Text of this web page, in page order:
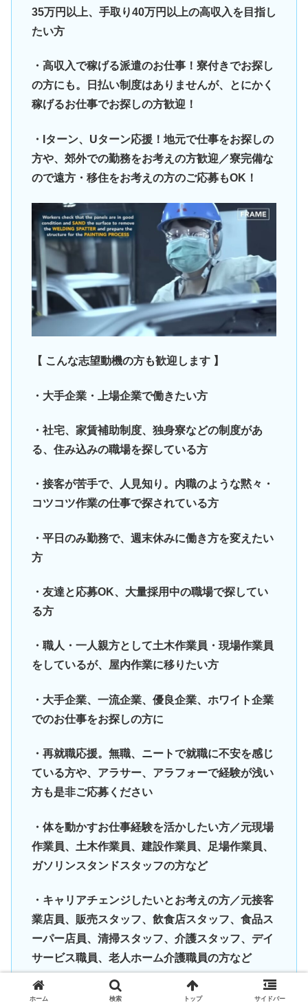
35万円以上、手取り40万円以上の高収入を目指し
たい方
・高収入で稼げる派遣のお仕事！寮付きでお探し
の方にも。日払い制度はありませんが、とにかく
稼げるお仕事でお探しの方歓迎！
・Iターン、Uターン応援！地元で仕事をお探しの
方や、郊外での勤務をお考えの方歓迎／寮完備な
ので遠方・移住をお考えの方のご応募もOK！
【 こんな志望動機の方も歓迎します 】
・大手企業・上場企業で働きたい方
・社宅、家賃補助制度、独身寮などの制度があ
る、住み込みの職場を探している方
・接客が苦手で、人見知り。内職のような黙々・
コツコツ作業の仕事で探されている方
・平日のみ勤務で、週末休みに働き方を変えたい
方
・友達と応募OK、大量採用中の職場で探してい
る方
・職人・一人親方として土木作業員・現場作業員
をしているが、屋内作業に移りたい方
・大手企業、一流企業、優良企業、ホワイト企業
でのお仕事をお探しの方に
・再就職応援。無職、ニートで就職に不安を感じ
ている方や、アラサー、アラフォーで経験が浅い
方も是非ご応募ください
・体を動かすお仕事経験を活かしたい方／元現場
作業員、土木作業員、建設作業員、足場作業員、
ガソリンスタンドスタッフの方など
・キャリアチェンジしたいとお考えの方／元接客
業店員、販売スタッフ、飲食店スタッフ、食品ス
ーパー店員、清掃スタッフ、介護スタッフ、デイ
サービス職員、老人ホーム介護職員の方など
・正社員の仕事を探しながらつなぎで稼げる仕事
ホーム 検索 トップ サイドバー